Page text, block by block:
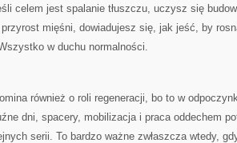
celem jest spalanie tłuszczu, uczysz się
mięśni, dowiadujesz się, jak jeść, by
w duchu normalności.
również o roli regeneracji, bo to w
dni, spacery, mobilizacja i praca oddechem
serii. To bardzo ważne zwłaszcza wtedy,